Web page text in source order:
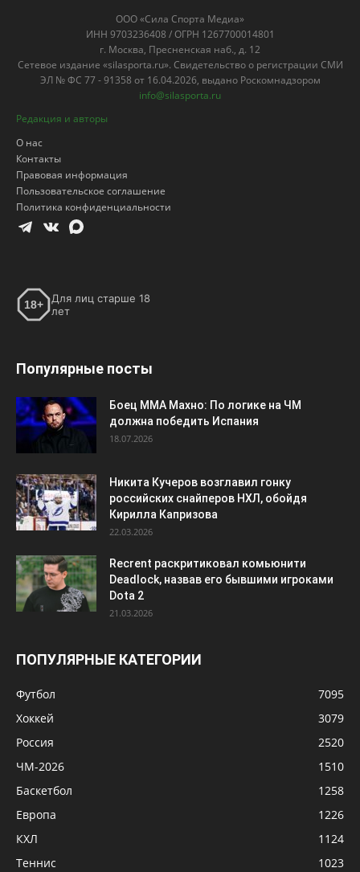
ООО «Сила Спорта Медиа»
ИНН 9703236408 / ОГРН 1267700014801
г. Москва, Пресненская наб., д. 12
Сетевое издание «silasporta.ru». Свидетельство о регистрации СМИ
ЭЛ № ФС 77 - 91358 от 16.04.2026, выдано Роскомнадзором
info@silasporta.ru
Редакция и авторы
О нас
Контакты
Правовая информация
Пользовательское соглашение
Политика конфиденциальности
18+
Для лиц старше 18
лет
Популярные посты
Боец ММА Махно: По логике на ЧМ
должна победить Испания
18.07.2026
Никита Кучеров возглавил гонку
российских снайперов НХЛ, обойдя
Кирилла Капризова
22.03.2026
Recrent раскритиковал комьюнити
Deadlock, назвав его бывшими игроками
Dota 2
21.03.2026
ПОПУЛЯРНЫЕ КАТЕГОРИИ
Футбол
7095
Хоккей
3079
Россия
2520
ЧМ-2026
1510
Баскетбол
1258
Европа
1226
КХЛ
1124
Теннис
1023